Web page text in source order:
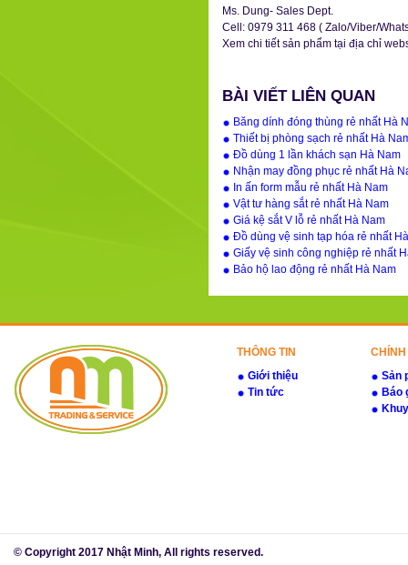
Ms. Dung- Sales Dept.
Cell: 0979 311 468 ( Zalo/Viber/
Xem chi tiết sản phẩm tại địa chỉ
BÀI VIẾT LIÊN QUAN
Băng dính đóng thùng rẻ nhất Hà
Thiết bị phòng sạch rẻ nhất Hà
Đồ dùng 1 lần khách sạn Hà Nam
Nhận may đồng phục rẻ nhất Hà
In ấn form mẫu rẻ nhất Hà Nam
Vật tư hàng sắt rẻ nhất Hà Nam
Giá kệ sắt V lỗ rẻ nhất Hà Nam
Đồ dùng vệ sinh tạp hóa rẻ nhất
Giấy vệ sinh công nghiệp rẻ nhất
Bảo hộ lao động rẻ nhất Hà Nam
THÔNG TIN
Giới thiệu
Tin tức
Sản
Báo
© Copyright 2017 Nhật Minh, All rights reserved.